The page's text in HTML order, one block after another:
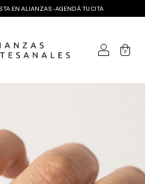
EN ALIANZAS - AGENDÁ TU CITA
0